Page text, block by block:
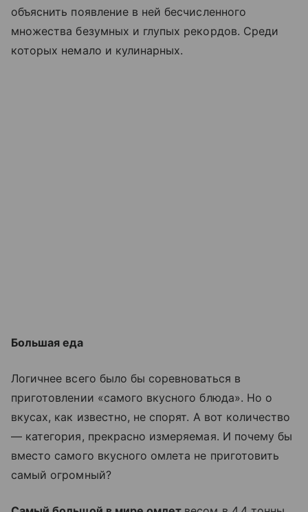
объяснить появление в ней бесчисленного
множества безумных и глупых рекордов. Среди
которых немало и кулинарных.
Большая еда
Логичнее всего было бы соревноваться в
приготовлении «самого вкусного блюда». Но о
вкусах, как известно, не спорят. А вот количество
— категория, прекрасно измеряемая. И почему бы
вместо самого вкусного омлета не приготовить
самый огромный?